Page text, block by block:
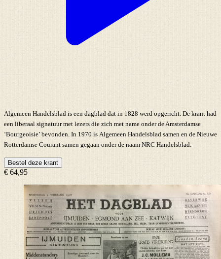
Algemeen Handelsblad is een dagblad dat in 1828 werd opgericht. De krant had
een liberaal signatuur met lezers die zich met name onder de Amsterdamse
‘Bourgeoisie’ bevonden. In 1970 is Algemeen Handelsblad samen en de Nieuwe
Rotterdamse Courant samen gegaan onder de naam NRC Handelsblad.
Bestel deze krant
€ 64,95